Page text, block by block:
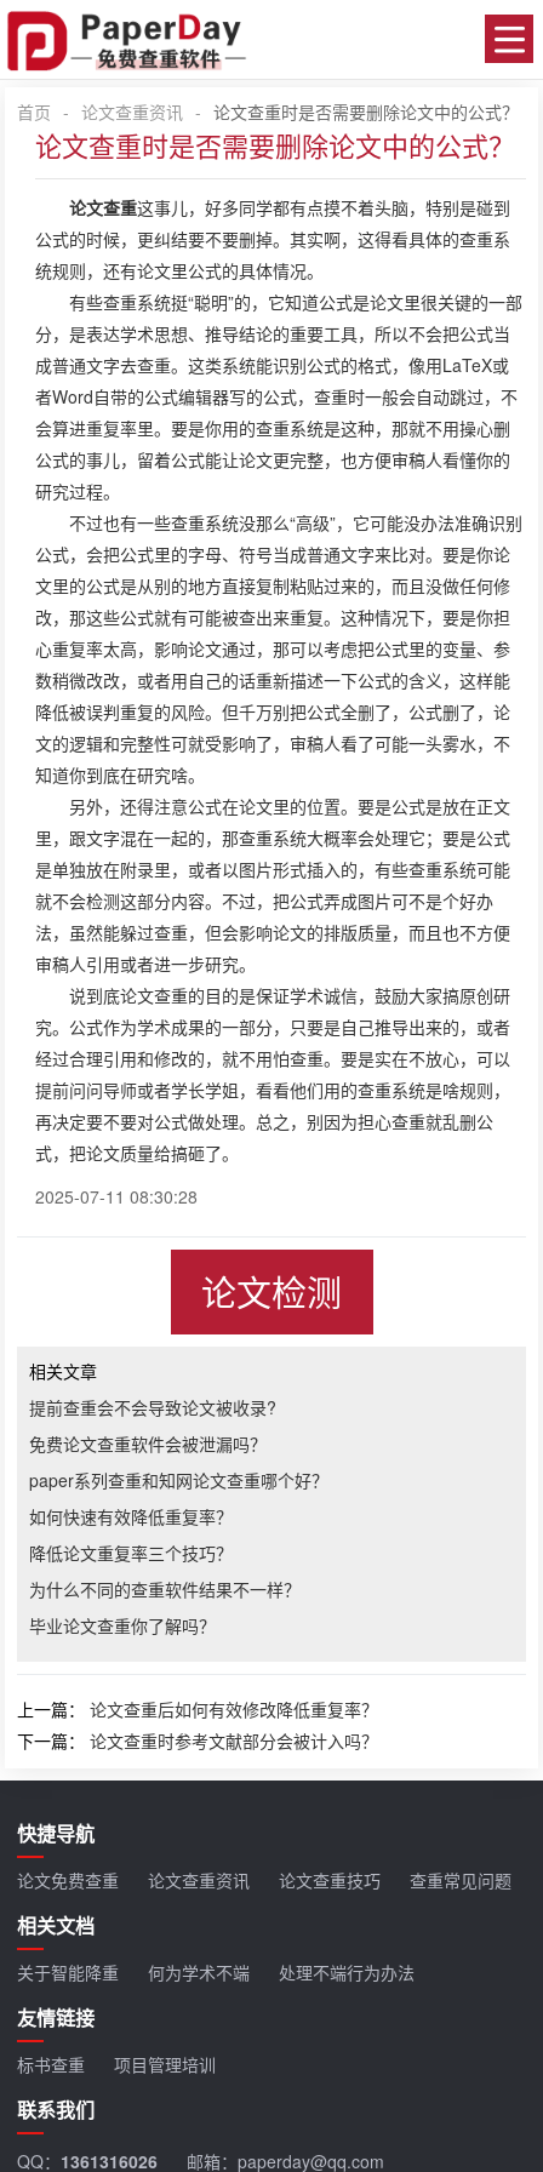
首页 - 论文查重资讯 - 论文查重时是否需要删除论文中的公式？
论文查重时是否需要删除论文中的公式？
论文查重这事儿，好多同学都有点摸不着头脑，特别是碰到
公式的时候，更纠结要不要删掉。其实啊，这得看具体的查重系
统规则，还有论文里公式的具体情况。
有些查重系统挺“聪明”的，它知道公式是论文里很关键的一部
分，是表达学术思想、推导结论的重要工具，所以不会把公式当
成普通文字去查重。这类系统能识别公式的格式，像用LaTeX或
者Word自带的公式编辑器写的公式，查重时一般会自动跳过，不
会算进重复率里。要是你用的查重系统是这种，那就不用操心删
公式的事儿，留着公式能让论文更完整，也方便审稿人看懂你的
研究过程。
不过也有一些查重系统没那么“高级”，它可能没办法准确识别
公式，会把公式里的字母、符号当成普通文字来比对。要是你论
文里的公式是从别的地方直接复制粘贴过来的，而且没做任何修
改，那这些公式就有可能被查出来重复。这种情况下，要是你担
心重复率太高，影响论文通过，那可以考虑把公式里的变量、参
数稍微改改，或者用自己的话重新描述一下公式的含义，这样能
降低被误判重复的风险。但千万别把公式全删了，公式删了，论
文的逻辑和完整性可就受影响了，审稿人看了可能一头雾水，不
知道你到底在研究啥。
另外，还得注意公式在论文里的位置。要是公式是放在正文
里，跟文字混在一起的，那查重系统大概率会处理它；要是公式
是单独放在附录里，或者以图片形式插入的，有些查重系统可能
就不会检测这部分内容。不过，把公式弄成图片可不是个好办
法，虽然能躲过查重，但会影响论文的排版质量，而且也不方便
审稿人引用或者进一步研究。
说到底论文查重的目的是保证学术诚信，鼓励大家搞原创研
究。公式作为学术成果的一部分，只要是自己推导出来的，或者
经过合理引用和修改的，就不用怕查重。要是实在不放心，可以
提前问问导师或者学长学姐，看看他们用的查重系统是啥规则，
再决定要不要对公式做处理。总之，别因为担心查重就乱删公
式，把论文质量给搞砸了。
2025-07-11 08:30:28
论文检测
相关文章
提前查重会不会导致论文被收录?
免费论文查重软件会被泄漏吗？
paper系列查重和知网论文查重哪个好？
如何快速有效降低重复率？
降低论文重复率三个技巧？
为什么不同的查重软件结果不一样？
毕业论文查重你了解吗？
上一篇：论文查重后如何有效修改降低重复率？
下一篇：论文查重时参考文献部分会被计入吗？
快捷导航
论文免费查重 论文查重资讯 论文查重技巧 查重常见问题
相关文档
关于智能降重 何为学术不端 处理不端行为办法
友情链接
标书查重 项目管理培训
联系我们
QQ： 1361316026 邮箱：paperday@qq.com